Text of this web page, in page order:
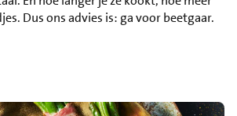
Dus ons advies is: ga voor beetgaar.